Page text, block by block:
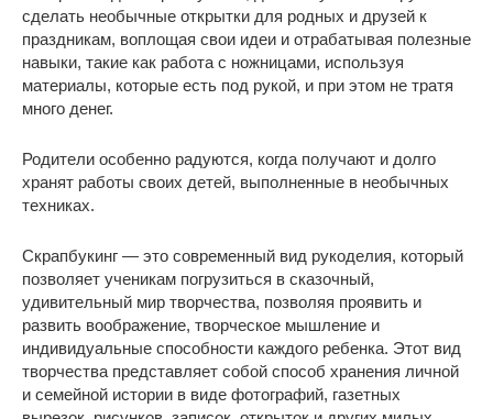
сделать необычные открытки для родных и друзей к
праздникам, воплощая свои идеи и отрабатывая полезные
навыки, такие как работа с ножницами, используя
материалы, которые есть под рукой, и при этом не тратя
много денег.
Родители особенно радуются, когда получают и долго
хранят работы своих детей, выполненные в необычных
техниках.
Скрапбукинг — это современный вид рукоделия, который
позволяет ученикам погрузиться в сказочный,
удивительный мир творчества, позволяя проявить и
развить воображение, творческое мышление и
индивидуальные способности каждого ребенка. Этот вид
творчества представляет собой способ хранения личной
и семейной истории в виде фотографий, газетных